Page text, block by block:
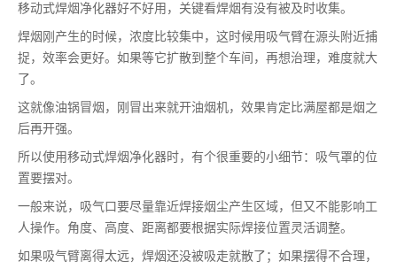
移动式焊烟净化器好不好用，关键看焊烟有没有被及时收集。
焊烟刚产生的时候，浓度比较集中，这时候用吸气臂在源头附近捕
捉，效率会更好。如果等它扩散到整个车间，再想治理，难度就大
了。
这就像油锅冒烟，刚冒出来就开油烟机，效果肯定比满屋都是烟之
后再开强。
所以使用移动式焊烟净化器时，有个很重要的小细节：吸气罩的位
置要摆对。
一般来说，吸气口要尽量靠近焊接烟尘产生区域，但又不能影响工
人操作。角度、高度、距离都要根据实际焊接位置灵活调整。
如果吸气臂离得太远，焊烟还没被吸走就散了；如果摆得不合理，